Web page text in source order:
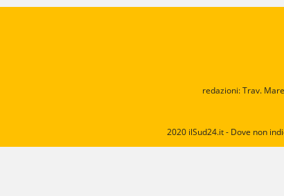
redazioni: Trav.
2020 ilSud24.it - Dove non